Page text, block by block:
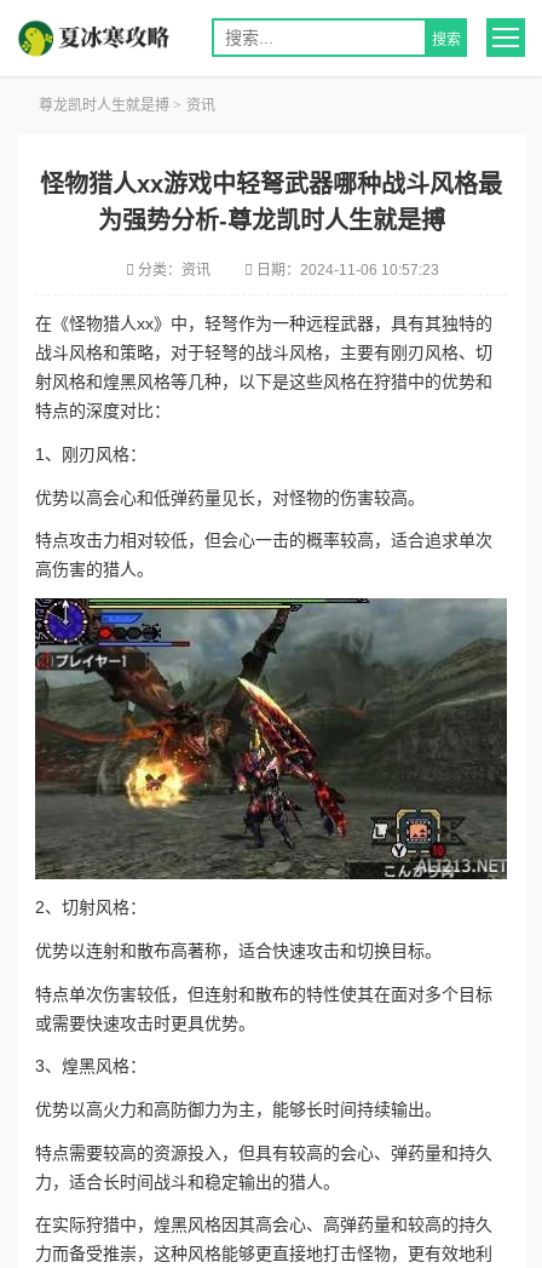
尊龙凯时人生就是搏 > 资讯
怪物猎人xx游戏中轻弩武器哪种战斗风格最
为强势分析-尊龙凯时人生就是搏
分类： 资讯 日期： 2024-11-06 10:57:23
在《怪物猎人xx》中，轻弩作为一种远程武器，具有其独特的
战斗风格和策略，对于轻弩的战斗风格，主要有刚刃风格、切
射风格和煌黑风格等几种，以下是这些风格在狩猎中的优势和
特点的深度对比：
1、刚刃风格：
优势以高会心和低弹药量见长，对怪物的伤害较高。
特点攻击力相对较低，但会心一击的概率较高，适合追求单次
高伤害的猎人。
2、切射风格：
优势以连射和散布高著称，适合快速攻击和切换目标。
特点单次伤害较低，但连射和散布的特性使其在面对多个目标
或需要快速攻击时更具优势。
3、煌黑风格：
优势以高火力和高防御力为主，能够长时间持续输出。
特点需要较高的资源投入，但具有较高的会心、弹药量和持久
力，适合长时间战斗和稳定输出的猎人。
在实际狩猎中，煌黑风格因其高会心、高弹药量和较高的持久
力而备受推崇，这种风格能够更直接地打击怪物，更有效地利